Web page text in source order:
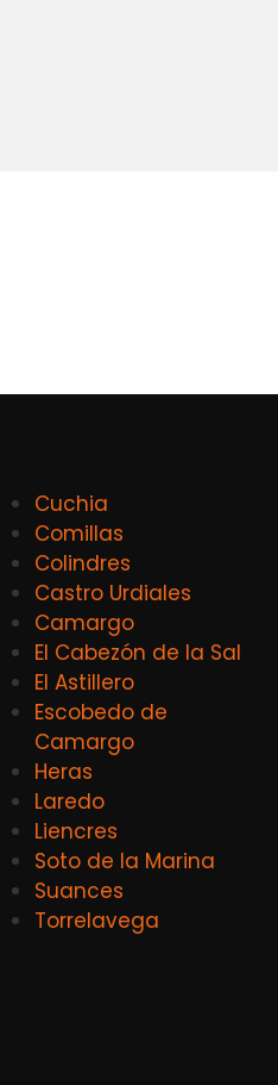
Cuchia
Comillas
Colindres
Castro Urdiales
Camargo
El Cabezón de la Sal
El Astillero
Escobedo de
Camargo
Heras
Laredo
Liencres
Soto de la Marina
Suances
Torrelavega